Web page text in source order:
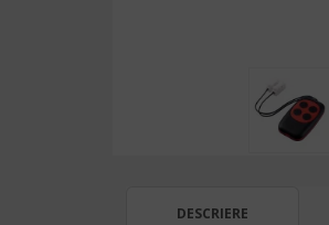
DESCRIERE